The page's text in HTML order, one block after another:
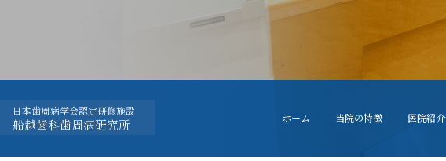
日本歯周病学会認定研修施設
船越歯科歯周病研究所 ホーム 当院の特徴 医院紹介